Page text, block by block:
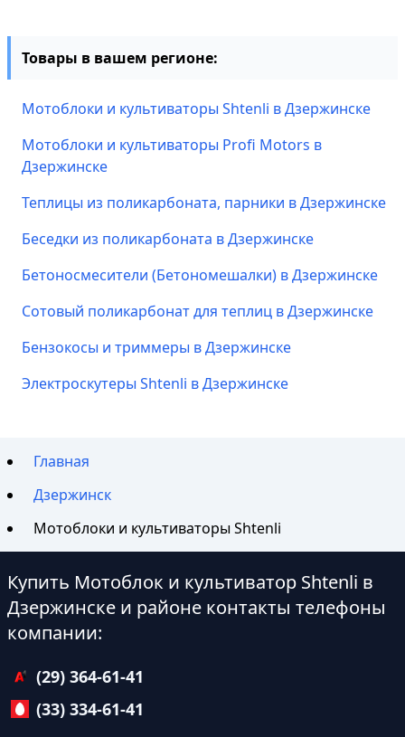
Товары в вашем регионе:
Мотоблоки и культиваторы Shtenli в Дзержинске
Мотоблоки и культиваторы Profi Motors в
Дзержинске
Теплицы из поликарбоната, парники в Дзержинске
Беседки из поликарбоната в Дзержинске
Бетоносмесители (Бетономешалки) в Дзержинске
Сотовый поликарбонат для теплиц в Дзержинске
Бензокосы и триммеры в Дзержинске
Электроскутеры Shtenli в Дзержинске
Главная
Дзержинск
Мотоблоки и культиваторы Shtenli
Купить Мотоблок и культиватор Shtenli в
Дзержинске и районе контакты телефоны
компании:
(29) 364-61-41
(33) 334-61-41